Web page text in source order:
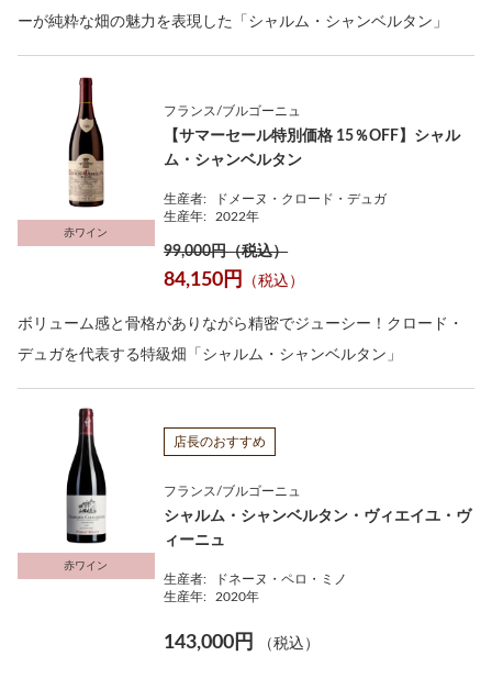
ーが純粋な畑の魅力を表現した「シャルム・シャンベルタン」
赤ワイン
フランス/ブルゴーニュ
【サマーセール特別価格 15％OFF】シャル
ム・シャンベルタン
生産者:
ドメーヌ・クロード・デュガ
生産年:
2022年
99,000円（税込）
84,150円 （税込）
ボリューム感と骨格がありながら精密でジューシー！クロード・
デュガを代表する特級畑「シャルム・シャンベルタン」
赤ワイン
店長のおすすめ
フランス/ブルゴーニュ
シャルム・シャンベルタン・ヴィエイユ・ヴ
ィーニュ
生産者:
ドネーヌ・ペロ・ミノ
生産年:
2020年
143,000円 （税込）